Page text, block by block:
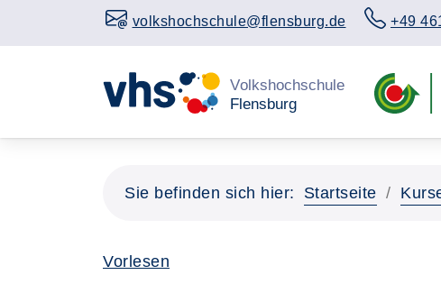
volkshochschule@flensburg.de +49
Sie befinden sich hier: Startseite
Vorlesen